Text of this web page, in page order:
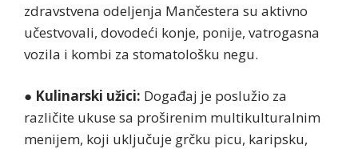
zdravstvena odeljenja Mančestera su aktivno
učestvovali, dovodeći konje, ponije, vatrogasna
vozila i kombi za stomatološku negu.
● Kulinarski užici: Događaj je poslužio za
različite ukuse sa proširenim multikulturalnim
menijem, koji uključuje grčku picu, karipsku,